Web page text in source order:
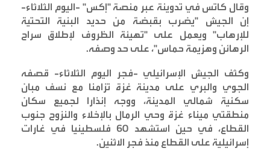
وقال كاتس في تدوينة عبر منصة "إكس" -اليوم الثلاثاء-
إن الجيش "يضرب بقبضة من حديد البنية التحتية
للإرهاب" ويعمل على "تهيئة الظروف لإطلاق سراح
الرهائن وهزيمة حماس"، على حد وصفه.
وكثف الجيش الإسرائيلي -فجر اليوم الثلاثاء- قصفه
الجوي والبري على مدينة غزة تزامنا مع نسف مبان
سكنية شمالي المدينة، ووجه إنذارا لجميع سكان
منطقتي ميناء غزة وحي الرمال بالإخلاء والنزوح جنوب
القطاع، في حين استشهد 60 فلسطينيا في غارات
إسرائيلية على القطاع منذ فجر الاثنين.